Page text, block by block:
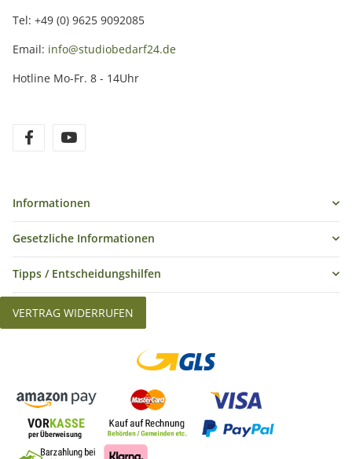
Tel: +49 (0) 9625 9092085
Email: info@studiobedarf24.de
Hotline Mo-Fr. 8 - 14Uhr
Informationen
Gesetzliche Informationen
Tipps / Entscheidungshilfen
VERTRAG WIDERRUFEN